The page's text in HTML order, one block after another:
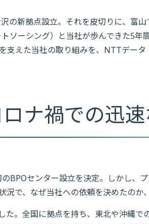
の新拠点設立。それを皮切りに、富
ソーシング）と当社が歩んできた5年
支えた当社の取り組みを、NTTデー
ナ禍での迅
BPOセンター設立を決定。しかし、
で、なぜ当社への依頼を決めたのか
た。全国に拠点を持ち、東北や沖縄